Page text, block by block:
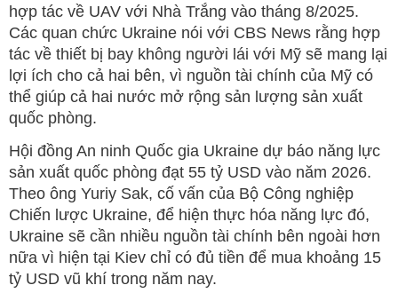
hợp tác về UAV với Nhà Trắng vào tháng 8/2025.
Các quan chức Ukraine nói với CBS News rằng hợp
tác về thiết bị bay không người lái với Mỹ sẽ mang lại
lợi ích cho cả hai bên, vì nguồn tài chính của Mỹ có
thể giúp cả hai nước mở rộng sản lượng sản xuất
quốc phòng.
Hội đồng An ninh Quốc gia Ukraine dự báo năng lực
sản xuất quốc phòng đạt 55 tỷ USD vào năm 2026.
Theo ông Yuriy Sak, cố vấn của Bộ Công nghiệp
Chiến lược Ukraine, để hiện thực hóa năng lực đó,
Ukraine sẽ cần nhiều nguồn tài chính bên ngoài hơn
nữa vì hiện tại Kiev chỉ có đủ tiền để mua khoảng 15
tỷ USD vũ khí trong năm nay.